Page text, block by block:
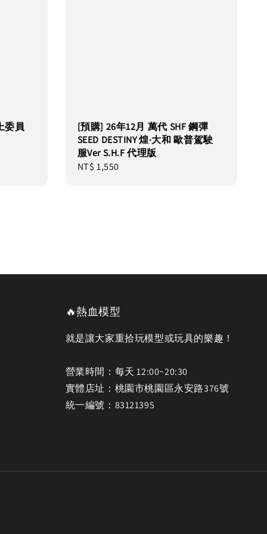
委員
[預購] 26年12月 萬代 SHF 鋼彈
SEED DESTINY 煌·大和 歐普駕駛
服Ver S.H.F 代理版
Regular
NT$ 1,550
🔥熱血模型
就是讓大家重拾玩模型或玩具的樂趣！
營業時間：每天 12:00~20:30
實體店址：桃園市桃園區永安路376號
統一編號：83121395